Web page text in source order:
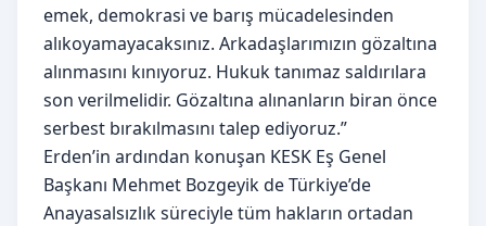
emek, demokrasi ve barış mücadelesinden
alıkoyamayacaksınız. Arkadaşlarımızın gözaltına
alınmasını kınıyoruz. Hukuk tanımaz saldırılara
son verilmelidir. Gözaltına alınanların biran önce
serbest bırakılmasını talep ediyoruz.”
Erden’in ardından konuşan KESK Eş Genel
Başkanı Mehmet Bozgeyik de Türkiye’de
Anayasalsızlık süreciyle tüm hakların ortadan